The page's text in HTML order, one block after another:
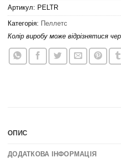
Артикул: PELTR
Категорія: Пеллетс
Колір виробу може відрізнятися
ОПИС
ДОДАТКОВА ІНФОРМАЦІЯ